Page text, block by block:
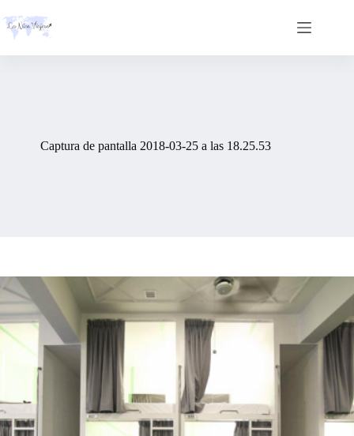
to
content
Captura de pantalla 2018-03-25 a las 18.25.53